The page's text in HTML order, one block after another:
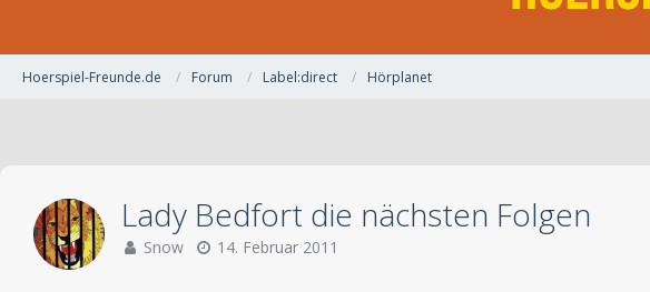
Hoerspiel-Freunde.de Forum Label:direct Hörplanet
Lady Bedfort die nächsten Folgen
Snow 14. Februar 2011